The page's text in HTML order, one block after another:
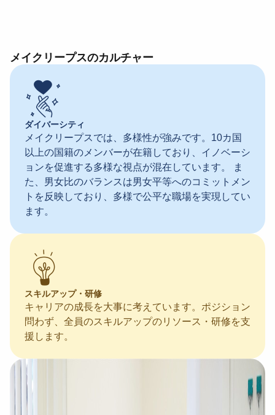
メイクリープスのカルチャー
ダイバーシティ
メイクリープスでは、多様性が強みです。10カ国
以上の国籍のメンバーが在籍しており、イノベーシ
ョンを促進する多様な視点が混在しています。 ま
た、男女比のバランスは男女平等へのコミットメン
トを反映しており、多様で公平な職場を実現してい
ます。
スキルアップ・研修
キャリアの成長を大事に考えています。ポジション
問わず、全員のスキルアップのリソース・研修を支
援します。